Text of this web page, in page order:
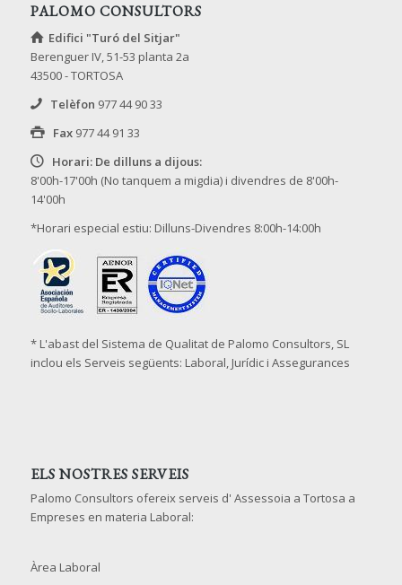
PALOMO CONSULTORS
Edifici "Turó del Sitjar"
Berenguer IV, 51-53 planta 2a
43500 - TORTOSA
Telèfon 977 44 90 33
Fax 977 44 91 33
Horari: De dilluns a dijous:
8'00h-17'00h (No tanquem a migdia) i divendres de 8'00h-
14'00h
*Horari especial estiu: Dilluns-Divendres 8:00h-14:00h
* L'abast del Sistema de Qualitat de Palomo Consultors, SL
inclou els Serveis següents: Laboral, Jurídic i Assegurances
ELS NOSTRES SERVEIS
Palomo Consultors ofereix serveis d' Assessoia a Tortosa a
Empreses en materia Laboral:
Àrea Laboral